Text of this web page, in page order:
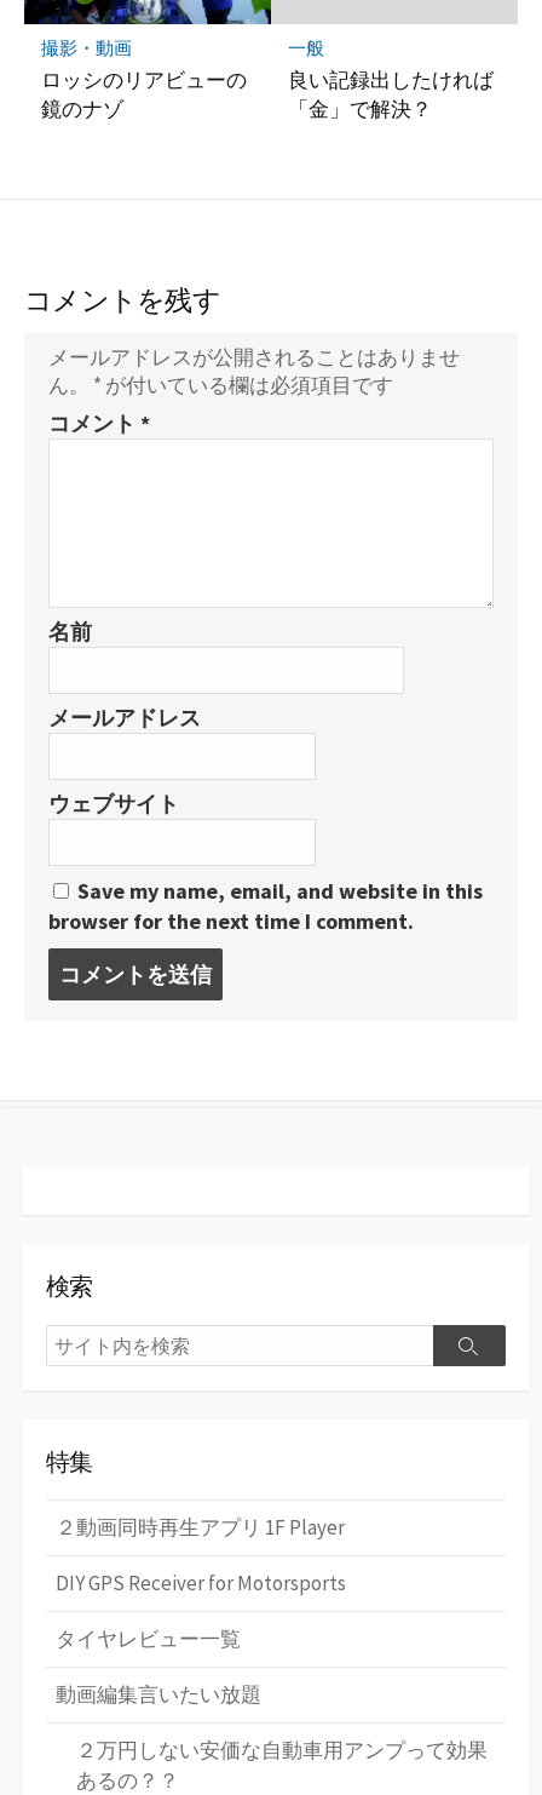
撮影・動画
ロッシのリアビューの
鏡のナゾ
一般
良い記録出したければ
「金」で解決？
コメントを残す
メールアドレスが公開されることはありませ
ん。
* が付いている欄は必須項目です
コメント *
名前
メールアドレス
ウェブサイト
Save my name, email, and website in this
browser for the next time I comment.
メ
検索
検
索
検
特集
２動画同時再生アプリ 1F Player
DIY GPS Receiver for Motorsports
タイヤレビュー一覧
動画編集言いたい放題
２万円しない安価な自動車用アンプって効果
あるの？？